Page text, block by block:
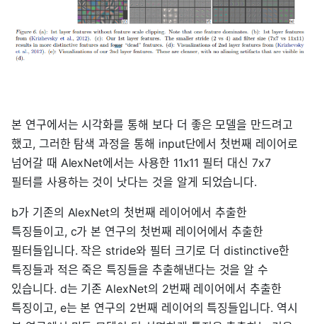
본 연구에서는 시각화를 통해 보다 더 좋은 모델을 만드려고
했고, 그러한 탐색 과정을 통해 input단에서 첫번째 레이어로
넘어갈 때 AlexNet에서는 사용한 11x11 필터 대신 7x7
필터를 사용하는 것이 낫다는 것을 알게 되었습니다.
b가 기존의 AlexNet의 첫번째 레이어에서 추출한
특징들이고, c가 본 연구의 첫번째 레이어에서 추출한
필터들입니다. 작은 stride와 필터 크기로 더 distinctive한
특징들과 적은 죽은 특징들을 추출해낸다는 것을 알 수
있습니다. d는 기존 AlexNet의 2번째 레이어에서 추출한
특징이고, e는 본 연구의 2번째 레이어의 특징들입니다. 역시